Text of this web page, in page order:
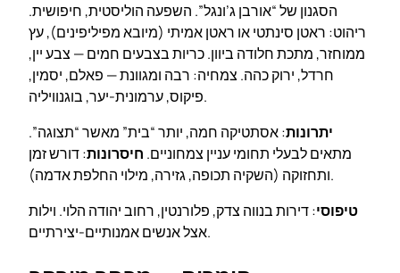
הסגנון של “אורבן ג’ונגל”. השפעה הוליסטית, חיפושית.
ריהוט: ראטן סינתטי או ראטן אמיתי (מיובא מפיליפינים), עץ
ממוחזר, מתכת חלודה ביוון. כריות בצבעים חמים — צבע יין,
חרדל, ירוק כהה. צמחיה: רבה ומגוונת — פאלם, יסמין,
פיקוס, ערמונית-יער, בוגנוויליה.
יתרונות: אסתטיקה חמה, יותר “בית” מאשר “תצוגה”.
מתאים לבעלי תחומי עניין צמחוניים. חיסרונות: דורש זמן
ותחזוקה (השקיה תכופה, גזירה, מילוי החלפת אדמה).
טיפוסי: דירות בנווה צדק, פלורנטין, רחוב יהודה הלוי. וילות
אצל אנשים אמנותיים-יצירתיים.